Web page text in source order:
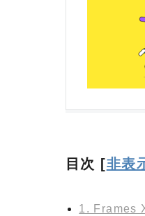
目次 [非表
1. Frames